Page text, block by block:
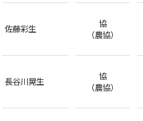
佐藤彩生
協
（農協）
長谷川晃生
協
（農協）